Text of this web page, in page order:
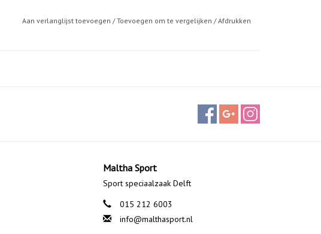
Aan verlanglijst toevoegen /Toevoegen om te vergelijken /Afdrukken
Maltha Sport
Sport speciaalzaak Delft
015 212 6003
info@malthasport.nl